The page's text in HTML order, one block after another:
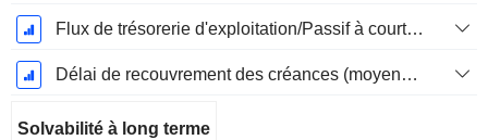
Flux de trésorerie d'exploitation/Passif à court terme
Délai de recouvrement des créances (moyenne des créances)
Solvabilité à long terme